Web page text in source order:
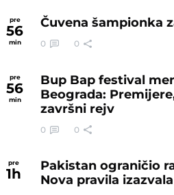
pre
56
min
Čuvena šampionka
0 0
pre
56
min
Bup Bap festival
Beograda:
završni rejv
0 0
pre
1h
Pakistan ograničio
Nova pravila